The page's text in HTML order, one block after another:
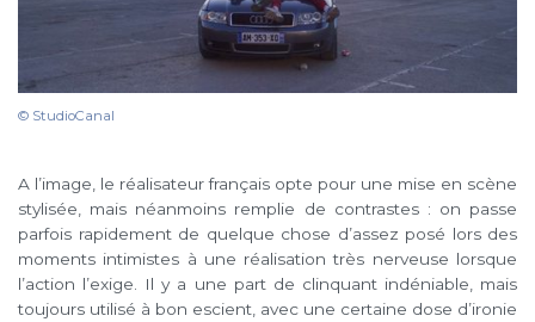
© StudioCanal
A l’image, le réalisateur français opte pour une mise en scène
stylisée, mais néanmoins remplie de contrastes : on passe
parfois rapidement de quelque chose d’assez posé lors des
moments intimistes à une réalisation très nerveuse lorsque
l’action l’exige. Il y a une part de clinquant indéniable, mais
toujours utilisé à bon escient, avec une certaine dose d’ironie